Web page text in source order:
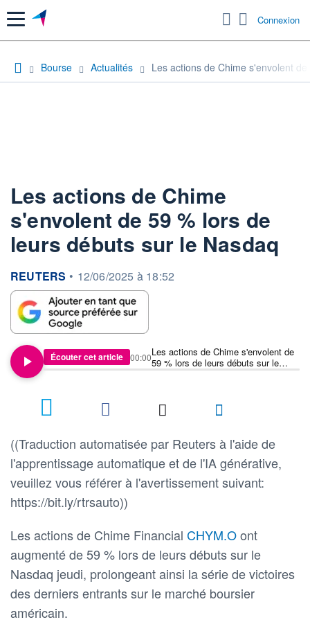
Menu Connexion
Bourse Actualités Les actions de Chime s'envolent
Les actions de Chime
s'envolent de 59 % lors de
leurs débuts sur le Nasdaq
information fournie par
REUTERS • 12/06/2025 à 18:52
Écouter cet article
Les actions de Chime s'envolent de
59 % lors de leurs débuts sur le
Nasdaq
00:00
((Traduction automatisée par Reuters à l'aide de
l'apprentissage automatique et de l'IA générative,
veuillez vous référer à l'avertissement suivant:
https://bit.ly/rtrsauto))
Les actions de Chime Financial CHYM.Oont
augmenté de 59 % lors de leurs débuts sur le
Nasdaq jeudi, prolongeant ainsi la série de victoires
des derniers entrants sur le marché boursier
américain.